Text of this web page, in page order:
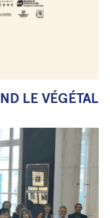
LE VÉGÉTAL